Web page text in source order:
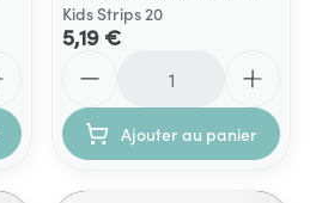
Kids Strips 20
5,19 €
Ajouter au panier